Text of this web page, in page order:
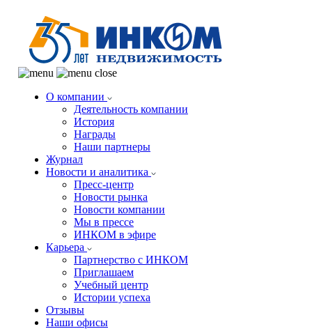
О компании
Деятельность компании
История
Награды
Наши партнеры
Журнал
Новости и аналитика
Пресс-центр
Новости рынка
Новости компании
Мы в прессе
ИНКОМ в эфире
Карьера
Партнерство с ИНКОМ
Приглашаем
Учебный центр
Истории успеха
Отзывы
Наши офисы